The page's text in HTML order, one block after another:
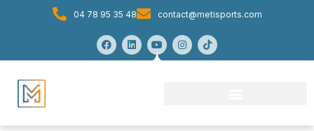
04 78 95 35 48 contact@metisports.com